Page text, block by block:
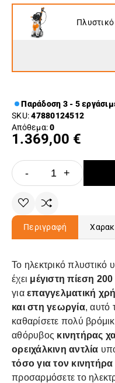
Παράδοση 3 - 5
SKU:47880124512
Απόθεμα:0
1.369,00 €
- +
Περιγραφή
Το ηλεκτρικό
έχει μέγιστη πίεση
για επαγγελματική
και στη γεωργία, αυτό
καθαρίσετε πολύ
αθόρυβος κινητήρας
ορειχάλκινη αντλία
τόσο για τον
προσαρμόσετε το